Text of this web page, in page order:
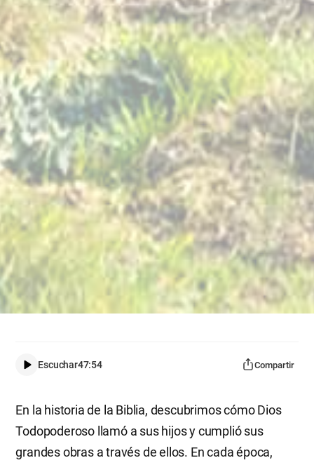
Escuchar47:54 Compartir
En la historia de la Biblia, descubrimos cómo Dios
Todopoderoso llamó a sus hijos y cumplió sus
grandes obras a través de ellos. En cada época,